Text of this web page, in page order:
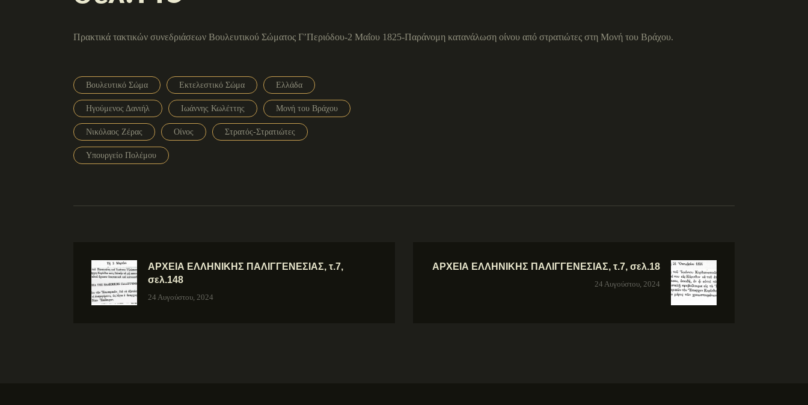
Πρακτικά τακτικών συνεδριάσεων Βουλευτικού Σώματος Γ’Περιόδου-2 Μαΐου 1825-Παράνομη κατανάλωση οίνου από στρατιώτες στη Μονή του Βράχου.
Βουλευτικό Σώμα Εκτελεστικό Σώμα Ελλάδα
Ηγούμενος Δανιήλ Ιωάννης Κωλέττης Μονή του Βράχου
Νικόλαος Ζέρας Οίνος Στρατός-Στρατιώτες
Υπουργείο Πολέμου
ΑΡΧΕΙΑ ΕΛΛΗΝΙΚΗΣ ΠΑΛΙΓΓΕΝΕΣΙΑΣ, τ.7,
σελ.148
24 Αυγούστου, 2024
ΑΡΧΕΙΑ ΕΛΛΗΝΙΚΗΣ ΠΑΛΙΓΓΕΝΕΣΙΑΣ, τ.7, σελ.18
24 Αυγούστου, 2024